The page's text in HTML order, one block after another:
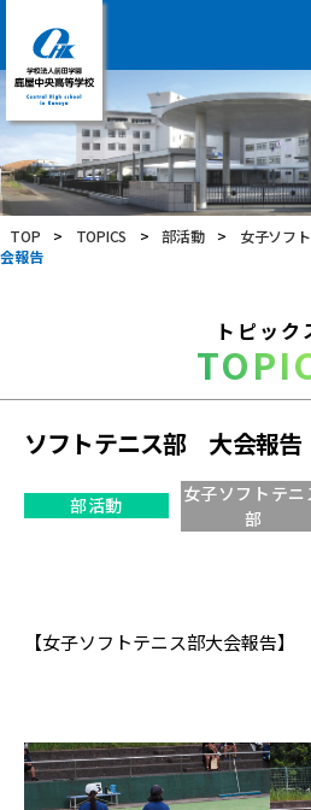
学
校
法
人
前
田
学
高
等
TOP > TOPICS > 部活動 > 女子ソフ
会報告
トピック
ソフトテニス部 大会報告
部活動
女子ソフトテニ
部
【女子ソフトテニス部大会報告】